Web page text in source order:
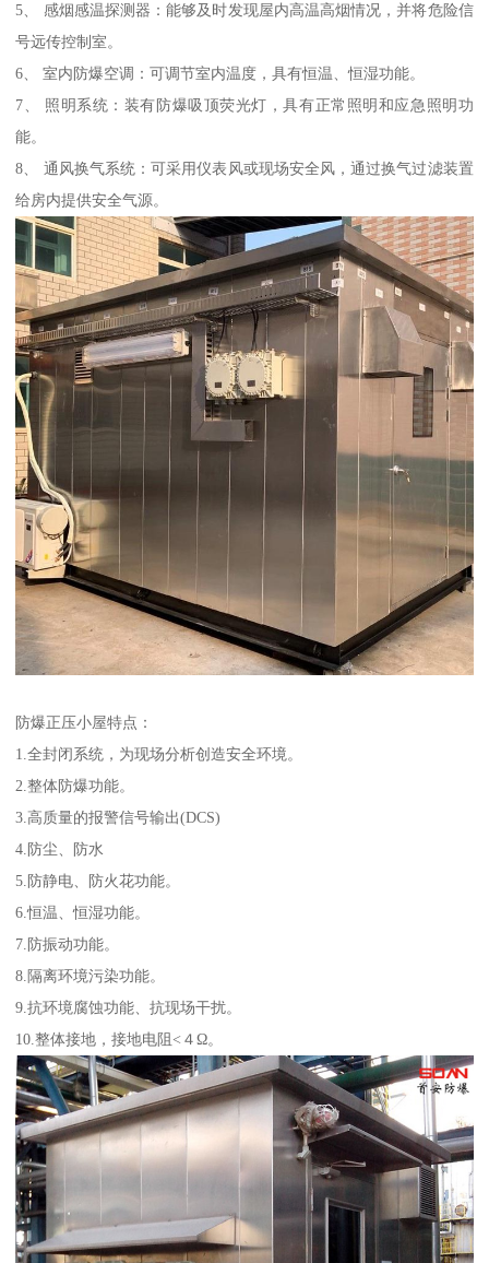
5、 感烟感温探测器：能够及时发现屋内高温高烟情况，并将危险信
号远传控制室。
6、 室内防爆空调：可调节室内温度，具有恒温、恒湿功能。
7、 照明系统：装有防爆吸顶荧光灯，具有正常照明和应急照明功
能。
8、 通风换气系统：可采用仪表风或现场安全风，通过换气过滤装置
给房内提供安全气源。
防爆正压小屋特点：
1.全封闭系统，为现场分析创造安全环境。
2.整体防爆功能。
3.高质量的报警信号输出(DCS)
4.防尘、防水
5.防静电、防火花功能。
6.恒温、恒湿功能。
7.防振动功能。
8.隔离环境污染功能。
9.抗环境腐蚀功能、抗现场干扰。
10.整体接地，接地电阻<４Ω。